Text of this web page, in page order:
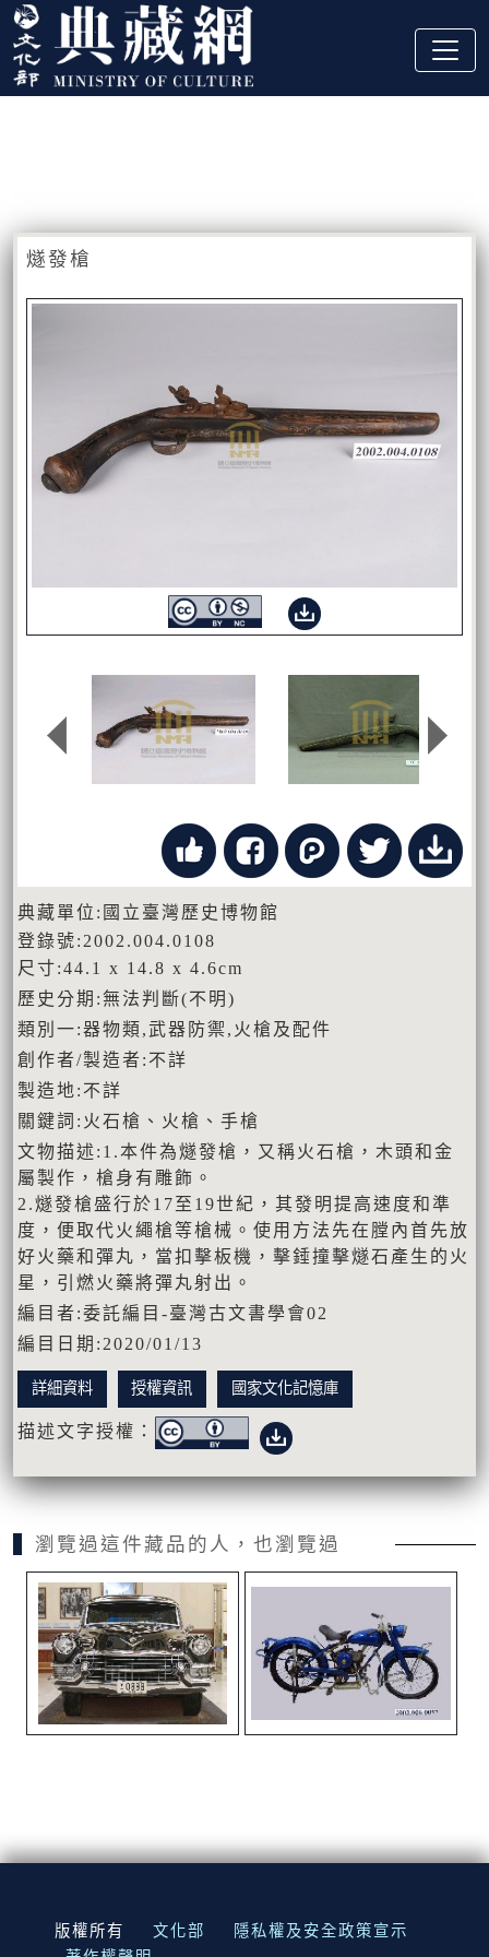
跳到主要內容
:::
燧發槍
典藏單位:國立臺灣歷史博物館
登錄號:2002.004.0108
尺寸:44.1 x 14.8 x 4.6cm
歷史分期:無法判斷(不明)
類別一:器物類,武器防禦,火槍及配件
創作者/製造者:不詳
製造地:不詳
關鍵詞:火石槍、火槍、手槍
文物描述:1.本件為燧發槍，又稱火石槍，木頭和金
屬製作，槍身有雕飾。
2.燧發槍盛行於17至19世紀，其發明提高速度和準
度，便取代火繩槍等槍械。使用方法先在膛內首先放
好火藥和彈丸，當扣擊板機，擊錘撞擊燧石產生的火
星，引燃火藥將彈丸射出。
編目者:委託編目-臺灣古文書學會02
編目日期:2020/01/13
詳細資料 授權資訊 國家文化記憶庫
描述文字授權：
瀏覽過這件藏品的人，也瀏覽過
:::
版權所有 文化部
隱私權及安全政策宣示